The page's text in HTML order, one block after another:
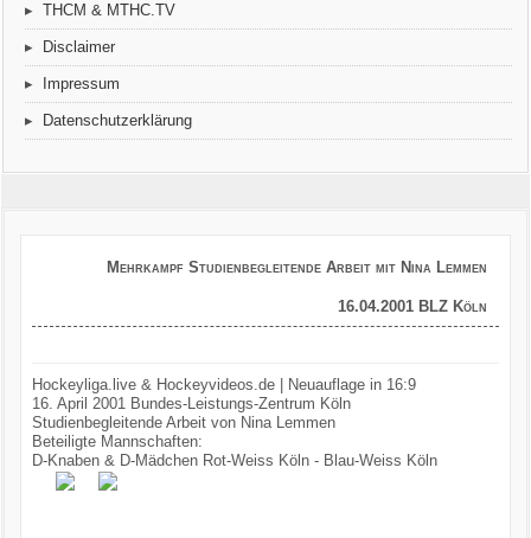
THCM & MTHC.TV
Disclaimer
Impressum
Datenschutzerklärung
Mehrkampf Studienbegleitende Arbeit mit Nina Lemmen
16.04.2001 BLZ Köln
Hockeyliga.live & Hockeyvideos.de | Neuauflage in 16:9
16. April 2001 Bundes-Leistungs-Zentrum Köln
Studienbegleitende Arbeit von Nina Lemmen
Beteiligte Mannschaften:
D-Knaben & D-Mädchen Rot-Weiss Köln - Blau-Weiss Köln